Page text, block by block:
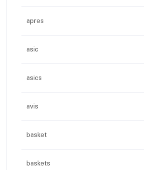
apres
asic
asics
avis
basket
baskets